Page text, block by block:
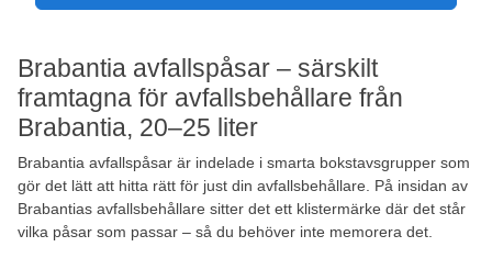
Brabantia avfallspåsar – särskilt
framtagna för avfallsbehållare från
Brabantia, 20–25 liter
Brabantia avfallspåsar är indelade i smarta bokstavsgrupper som
gör det lätt att hitta rätt för just din avfallsbehållare. På insidan av
Brabantias avfallsbehållare sitter det ett klistermärke där det står
vilka påsar som passar – så du behöver inte memorera det.